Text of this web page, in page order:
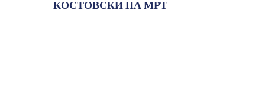
КОСТОВСКИ НА МРТ